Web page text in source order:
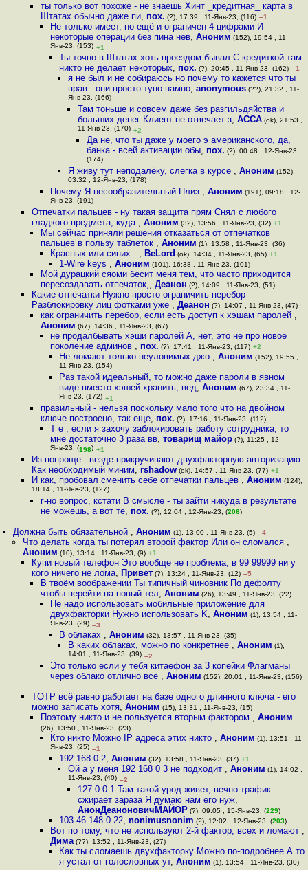
ты только вот похоже - не знаешь Хинт _кредитная_ карта в
Штатах обычно даже пи, пох. (?), 17:39 , 11-Янв-23, (116) –1
Не только имеет, но ещё и ограничен 4 цифрами И
некоторые операции без пина нев, Аноним (152), 19:54 , 11-
Янв-23, (153) +1
Ты точно в Штатах хоть проездом бывал С кредиткой там
никто не делает некоторых, пох. (?), 20:45 , 11-Янв-23, (162) –1
я не был и не собираюсь но почему то кажется что ты
прав - они просто тупо намно,anonymous (??), 21:32 , 11-
Янв-23, (166)
Там тоньше и совсем даже без разгильдяйства и
больших денег Клиент не отвечает з, ACCA(ok), 21:53 ,
11-Янв-23, (170) +2
Да не, что ты даже у моего э американского, да,
банка - всей активации обы, пох. (?), 00:48 , 12-Янв-23,
(174)
Я живу тут неподалёку, слегка в курсе ,Аноним (152),
03:32 , 12-Янв-23, (178)
Почему Я несообразительный Плиз , Аноним (191), 09:18 , 12-
Янв-23, (191)
Отпечатки пальцев - ну такая защита прям Снял с любого
гладкого предмета, куда , Аноним (32), 13:56 , 11-Янв-23, (32) +1
Мы сейчас приняли решения отказаться от отпечатков
пальцев в пользу таблеток ,Аноним (1), 13:58 , 11-Янв-23, (36)
Красных или синих - , BeLord (ok), 14:34 , 11-Янв-23, (65) +1
1-Wire keys , Аноним (101), 16:38 , 11-Янв-23, (101)
Мой дурацкий сяоми бесит меня тем, что часто приходится
пересоздавать отпечаток,,Деанон (?), 14:09 , 11-Янв-23, (51)
Какие отпечатки Нужно просто ограничить перебор
Разблокировку лиц фотками уже , Деанон (?), 14:07 , 11-Янв-23, (47)
как ограничить перебор, если есть доступ к хэшам паролей ,
Аноним (67), 14:36 , 11-Янв-23, (67)
не продалбывать хэши паролей А, нет, это не про новое
поколение админов , пох. (?), 17:41 , 11-Янв-23, (117) +2
Не ломают только неуловимых джо , Аноним (152), 19:55 ,
11-Янв-23, (154)
Раз такой идеальный, то можно даже пароли в явном
виде вместо хэшей хранить, вед, Аноним (67), 23:34 , 11-
Янв-23, (172) +1
правильный - нельзя поскольку мало того что на двойном
ключе построено, так еще, пох. (?), 17:16 , 11-Янв-23, (112)
Т е , если я захочу заблокировать работу сотрудника, то
мне достаточно 3 раза вв, товарищ майор(?), 11:25 , 12-
Янв-23, (198) +1
Из попроще - везде прикручивают двухфакторную авторизацию
Как необходимый миним, rshadow(ok), 14:57 , 11-Янв-23, (77) +1
И как, пробовал сменить себе отпечатки пальцев , Аноним (124),
18:14 , 11-Янв-23, (127)
г-но вопрос, кстати В смысле - ты зайти никуда в результате
не можешь, а вот те, пох. (?), 12:04 , 12-Янв-23, (206)
Должна быть обязательной ,Аноним (1), 13:00 , 11-Янв-23, (5) –4
Что делать когда ты потерял второй фактор Или он сломался ,
Аноним (10), 13:14 , 11-Янв-23, (9) +1
Купи новый телефон Это вообще не проблема, в 99 99999 ни у
кого ничего не лома, Привет(?), 13:24 , 11-Янв-23, (12) –5
В твоём воображении Ты типичный чиновник По дефолту
чтобы перейти на новый тел,Аноним (26), 13:49 , 11-Янв-23, (22)
Не надо использовать мобильные приложение для
двухфакторки Нужно использовать K, Аноним (1), 13:54 , 11-
Янв-23, (29) –3
В облаках , Аноним (32), 13:57 , 11-Янв-23, (35)
В каких облаках, можно по конкретнее ,Аноним (1),
14:01 , 11-Янв-23, (39) –2
Это только если у тебя китаефон за 3 копейки Флагманы
через облако отлично всё , Аноним (152), 20:01 , 11-Янв-23, (156)
TOTP всё равно работает на базе одного длинного ключа - его
можно записать хотя, Аноним (15), 13:31 , 11-Янв-23, (15)
Поэтому никто и не пользуется вторым фактором ,Аноним
(26), 13:50 , 11-Янв-23, (23)
Кто никто Можно IP адреса этих никто , Аноним (1), 13:51 , 11-
Янв-23, (25) –1
192 168 0 2, Аноним (32), 13:58 , 11-Янв-23, (37) +1
Ой а у меня 192 168 0 3 не подходит ,Аноним (1), 14:02 ,
11-Янв-23, (40) –2
127 0 0 1 Там такой урод живет, вечно трафик
сжирает зараза Я думаю нам его нуж,
АнонДеаноновичМАЙОР(?), 09:05 , 15-Янв-23, (229)
103 46 148 0 22, nonimusnonim (?), 12:02 , 12-Янв-23, (203)
Вот по тому, что не используют 2-й фактор, всех и ломают ,
Дима(??), 13:52 , 11-Янв-23, (27)
Как ты сломаешь двухфакторку Можно по-подробнее А то
я устал от голословных ут, Аноним (1), 13:54 , 11-Янв-23, (30)